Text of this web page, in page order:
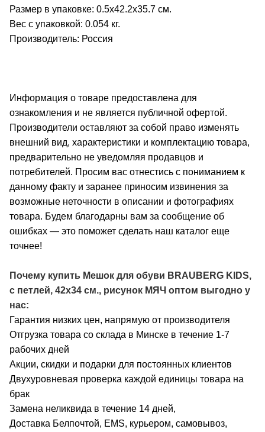
Размер в упаковке: 0.5x42.2x35.7 см.
Вес с упаковкой: 0.054 кг.
Производитель: Россия
Информация о товаре предоставлена для
ознакомления и не является публичной офертой.
Производители оставляют за собой право изменять
внешний вид, характеристики и комплектацию товара,
предварительно не уведомляя продавцов и
потребителей. Просим вас отнестись с пониманием к
данному факту и заранее приносим извинения за
возможные неточности в описании и фотографиях
товара. Будем благодарны вам за сообщение об
ошибках — это поможет сделать наш каталог еще
точнее!
Почему купить Мешок для обуви BRAUBERG KIDS,
с петлей, 42х34 см., рисунок МЯЧ оптом выгодно у
нас:
Гарантия низких цен, напрямую от производителя
Отгрузка товара со склада в Минске в течение 1-7
рабочих дней
Акции, скидки и подарки для постоянных клиентов
Двухуровневая проверка каждой единицы товара на
брак
Замена неликвида в течение 14 дней,
Доставка Белпочтой, EMS, курьером, самовывоз,